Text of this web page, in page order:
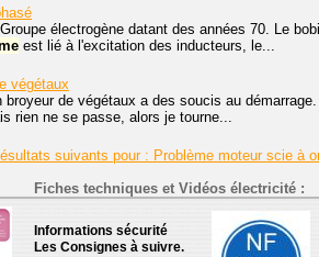
électrogène datant des années 70. Le
est lié à l'excitation des inducteurs, le...
végétaux
de végétaux a des soucis au
rien ne se passe, alors je tourne...
suivants pour : Problème moteur scie à
Fiches techniques et Vidéos électricité :
Informations sécurité
Les Consignes à suivre.